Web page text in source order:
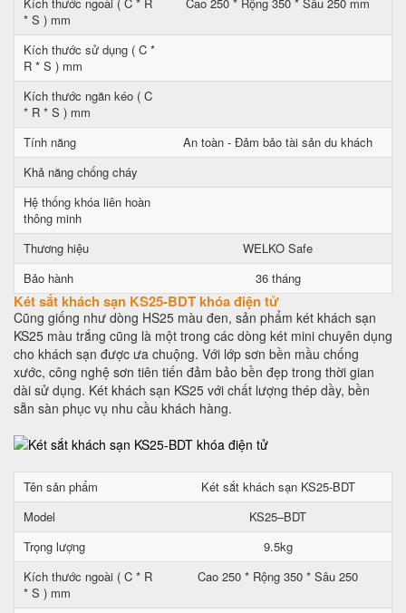
* S ) mm
Kích thước sử dụng ( C *
R * S ) mm
Kích thước ngăn kéo ( C
* R * S ) mm
Tính năng
An toàn - Đảm bảo tài sản du khách
Khả năng chống cháy
Hệ thống khóa liên hoàn
thông minh
Thương hiệu
WELKO Safe
Bảo hành
36 tháng
Két sắt khách sạn KS25-BDT khóa điện tử
Cũng giống như dòng HS25 màu đen, sản phẩm két khách sạn
KS25 màu trắng cũng là một trong các dòng két mini chuyên dụng
cho khách sạn được ưa chuộng. Với lớp sơn bền mầu chống
xước, công nghệ sơn tiên tiến đảm bảo bền đẹp trong thời gian
dài sử dụng. Két khách sạn KS25 với chất lượng thép dầy, bền
sẵn sàn phục vụ nhu cầu khách hàng.
Tên sản phẩm
Két sắt khách sạn KS25-BDT
Model
KS25–BDT
Trọng lượng
9.5kg
Kích thước ngoài ( C * R
* S ) mm
Cao 250 * Rộng 350 * Sâu 250